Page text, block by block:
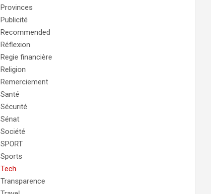
Provinces
Publicité
Recommended
Réflexion
Regie financière
Religion
Remerciement
Santé
Sécurité
Sénat
Société
SPORT
Sports
Tech
Transparence